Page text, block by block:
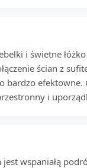
i świetne
ścian z
bardzo
i
wspaniałą